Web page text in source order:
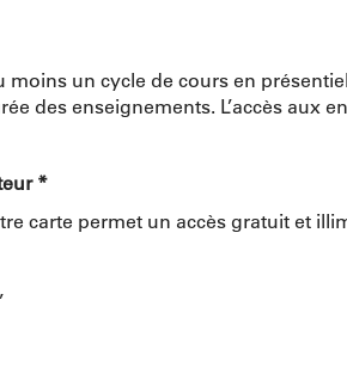
moins un cycle de cours en
des enseignements. L’accès aux
*
carte permet un accès gratuit et